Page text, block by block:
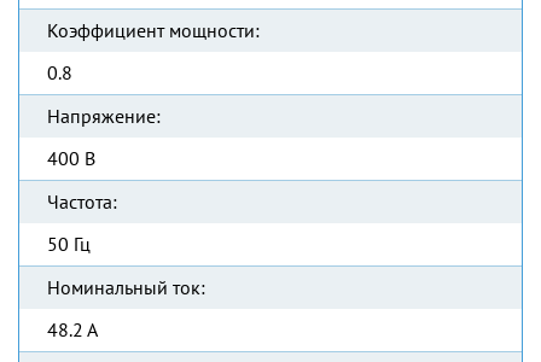
Коэффициент мощности:
0.8
Напряжение:
400 В
Частота:
50 Гц
Номинальный ток:
48.2 А